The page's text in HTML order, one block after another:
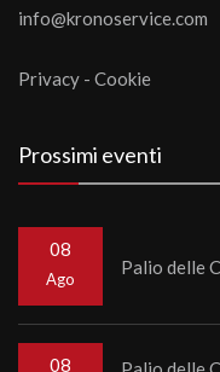
info@kronoservice.com
Privacy - Cookie
Prossimi eventi
08
Ago
Palio delle
08